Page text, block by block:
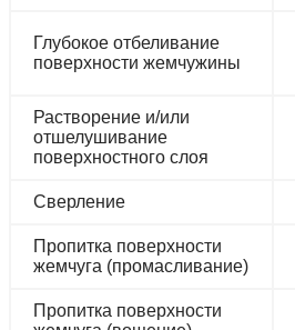
Глубокое отбеливание
поверхности жемчужины
Растворение и/или
отшелушивание
поверхностного слоя
Сверление
Пропитка поверхности
жемчуга (промасливание)
Пропитка поверхности